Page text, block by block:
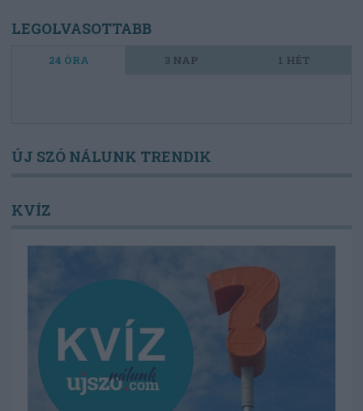
LEGOLVASOTTABB
24 ÓRA 3 NAP 1 HÉT
ÚJ SZÓ NÁLUNK TRENDIK
KVÍZ